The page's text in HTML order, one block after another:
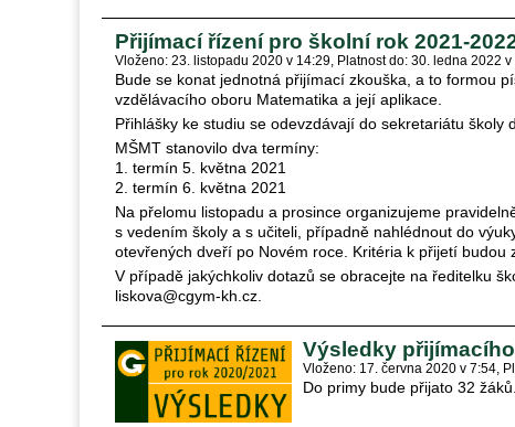
Přijímací řízení pro školní rok 2021-
Vloženo: 23. listopadu 2020 v 14:29 Platnost do: 30. ledna 2022 v
Bude se konat jednotná přijímací zkouška, a to formou
vzdělávacího oboru Matematika a její aplikace.
Přihlášky ke studiu se odevzdávají do sekretariátu školy
MŠMT stanovilo dva termíny:
1. termín 5. května 2021
2. termín 6. května 2021
Na přelomu listopadu a prosince organizujeme
s vedením školy a s učiteli, případně nahlédnout do
otevřených dveří po Novém roce. Kritéria k přijetí budou
V případě jakýchkoliv dotazů se obracejte na ředitelku
liskova@cgym-kh.cz.
Výsledky
Vloženo: 17. června 2020 v 7:54
Do primy bude přijato 32